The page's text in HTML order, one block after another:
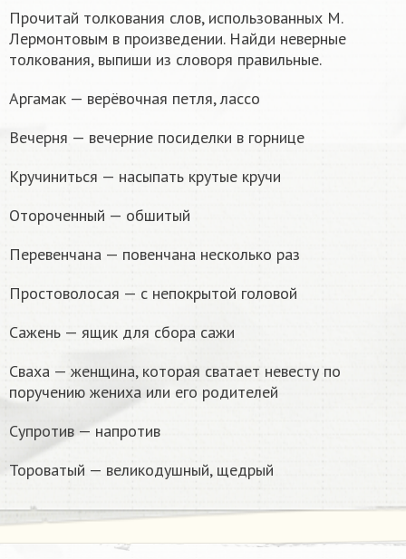
Прочитай толкования слов, использованных М.
Лермонтовым в произведении. Найди неверные
толкования, выпиши из словоря правильные.
Аргамак — верёвочная петля, лассо
Вечерня — вечерние посиделки в горнице
Кручиниться — насыпать крутые кручи
Отороченный — обшитый
Перевенчана — повенчана несколько раз
Простоволосая — с непокрытой головой
Сажень — ящик для сбора сажи
Сваха — женщина, которая сватает невесту по
поручению жениха или его родителей
Супротив — напротив
Тороватый — великодушный, щедрый